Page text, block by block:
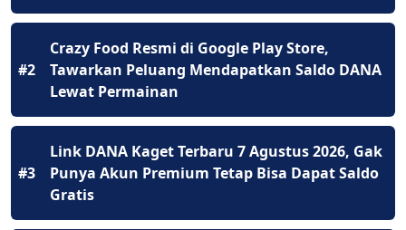
#2
Crazy Food Resmi di Google Play Store,
Tawarkan Peluang Mendapatkan Saldo DANA
Lewat Permainan
#3
Link DANA Kaget Terbaru 7 Agustus 2026, Gak
Punya Akun Premium Tetap Bisa Dapat Saldo
Gratis